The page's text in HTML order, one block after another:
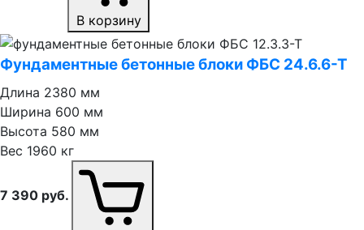
В корзину
Фундаментные бетонные блоки ФБС 24.6.6⁠-⁠Т
Длина 2380 мм
Ширина 600 мм
Высота 580 мм
Вес 1960 кг
7 390 руб.